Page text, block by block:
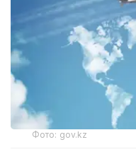
Фото: gov.kz